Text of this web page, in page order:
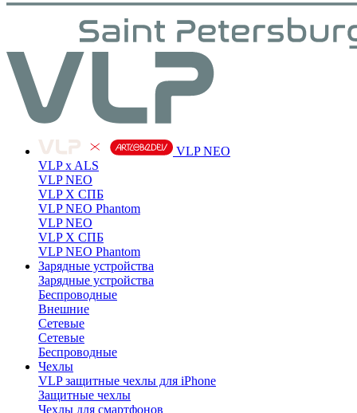
VLP NEO
VLP x ALS
VLP NEO
VLP X СПБ
VLP NEO Phantom
VLP NEO
VLP X СПБ
VLP NEO Phantom
Зарядные устройства
Зарядные устройства
Беспроводные
Внешние
Сетевые
Сетевые
Беспроводные
Чехлы
VLP защитные чехлы для iPhone
Защитные чехлы
Чехлы для смартфонов